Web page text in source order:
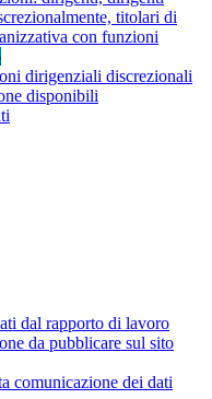
titolari di
con funzioni
dirigenziali discrezionali
disponibili
dal rapporto di lavoro
da pubblicare sul sito
comunicazione dei dati